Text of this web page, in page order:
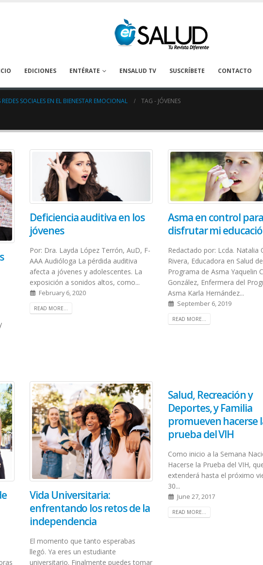
EDICIONES ENTÉRATE ENSALUD TV SUSCRÍBETE CONTACTO
SOCIALES EN EL BIENESTAR EMOCIONAL TAG - JÓVENES
Deficiencia auditiva en los
jóvenes
Por: Dra. Layda López Terrón, AuD, F-
AAA Audióloga La pérdida auditiva
afecta a jóvenes y adolescentes. La
exposición a sonidos altos, como...
February 6, 2020
READ MORE...
Asma en control para
disfrutar mi
Redactado por: Lcda. Natalia
Rivera, Educadora en Salud
Programa de Asma Yaquelin
González, Enfermera del
Asma Karla Hernández...
September 6, 2019
READ MORE...
Vida Universitaria:
enfrentando los retos de la
independencia
El momento que tanto esperabas
llegó. Ya eres un estudiante
universitario. Finalmente puedes tomar
Salud, Recreación y
Deportes, y Familia
promueven hacerse
prueba del VIH
Como inicio a la Semana
Hacerse la Prueba del VIH,
extenderá hasta el próximo
30...
June 27, 2017
READ MORE...